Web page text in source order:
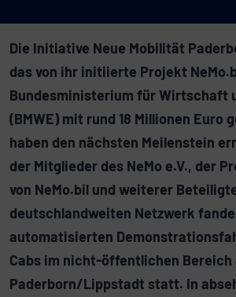
Die Initiative Neue Mobilität
das von ihr initiierte Projekt
Bundesministerium für Wirtschaft
(BMWE) mit rund 18 Millionen Euro
haben den nächsten Meilenstein
der Mitglieder des NeMo e.V., der
von NeMo.bil und weiterer
deutschlandweiten Netzwerk
automatisierten
Cabs im nicht-öffentlichen Bereich
Paderborn/Lippstadt statt. In